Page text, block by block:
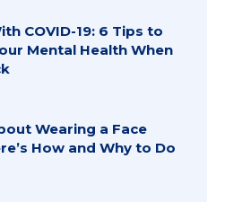
COVID-19: 6 Tips to
Mental Health When
Wearing a Face
How and Why to Do